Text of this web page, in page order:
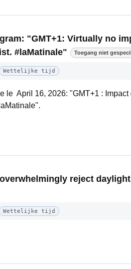
"GMT+1: Virtually no
#laMatinale"
Toegang niet
Wettelijke tijd
le April 16, 2026: "GMT+1 :
reject
Wettelijke tijd